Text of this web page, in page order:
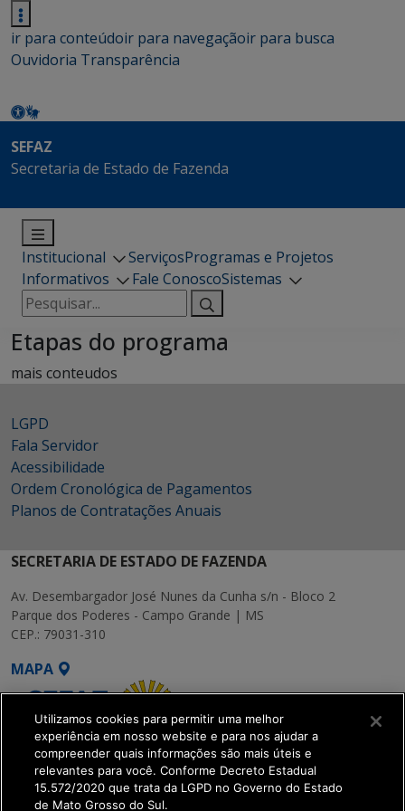
ir para conteúdoir para navegaçãoir para busca
Ouvidoria Transparência
SEFAZ
Secretaria de Estado de Fazenda
Institucional ServiçosProgramas e Projetos
Informativos
Fale ConoscoSistemas
Pesquisar
por:
Etapas do programa
mais conteudos
LGPD
Fala Servidor
Acessibilidade
Ordem Cronológica de Pagamentos
Planos de Contratações Anuais
SECRETARIA DE ESTADO DE FAZENDA
Av. Desembargador José Nunes da Cunha s/n - Bloco 2
Parque dos Poderes - Campo Grande | MS
CEP.: 79031-310
MAPA
SETDIG | Secretaria-
Utilizamos cookies para permitir uma melhor
experiência em nosso website e para nos ajudar a
compreender quais informações são mais úteis e
relevantes para você. Conforme Decreto Estadual
15.572/2020 que trata da LGPD no Governo do Estado
de Mato Grosso do Sul.